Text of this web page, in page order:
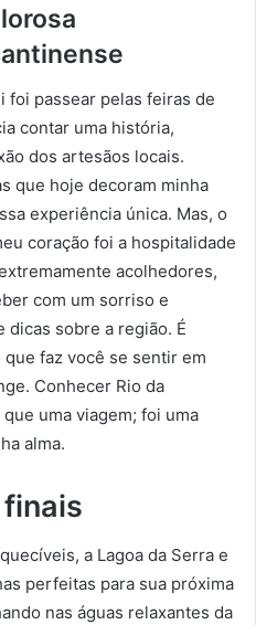
foi passear pelas feiras de
contar uma história,
dos artesãos locais.
que hoje decoram minha
experiência única. Mas, o
coração foi a hospitalidade
acolhedores,
com um sorriso e
sobre a região. É
faz você se sentir em
Conhecer Rio da
uma viagem; foi uma
alma.
a Lagoa da Serra e
perfeitas para sua próxima
nas águas relaxantes da